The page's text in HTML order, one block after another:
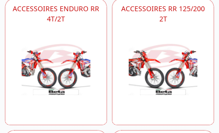
ACCESSOIRES ENDURO RR
4T/2T
ACCESSOIRES RR 125/200
2T